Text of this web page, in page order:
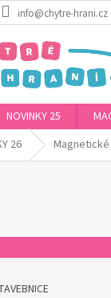
info@chytre-hrani.cz
NOVINKY 25
26